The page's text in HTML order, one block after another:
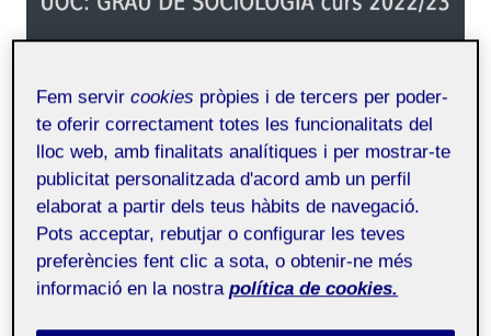
ESCRIPTURA ACADÈMICA
Abans d’acabar, cal revisar
Fem servircookies pròpies i de tercers per poder-
te oferir correctament totes les funcionalitats del
lloc web, amb finalitats analítiques i per mostrar-te
publicitat personalitzada d'acord amb un perfil
elaborat a partir dels teus hàbits de navegació.
Pots acceptar, rebutjar o configurar les teves
preferències fent clic a sota, o obtenir-ne més
informació en la nostra política de cookies.